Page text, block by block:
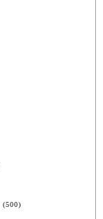
(500)